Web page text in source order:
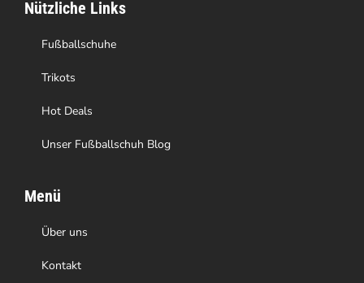
der
Produktseite
gewählt
werden
Nützliche Links
Fußballschuhe
Trikots
Hot Deals
Unser Fußballschuh Blog
Menü
Über uns
Kontakt